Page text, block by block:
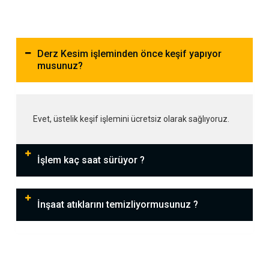
Derz Kesim işleminden önce keşif yapıyor
musunuz?
Evet, üstelik keşif işlemini ücretsiz olarak sağlıyoruz.
İşlem kaç saat sürüyor ?
İnşaat atıklarını temizliyormusunuz ?